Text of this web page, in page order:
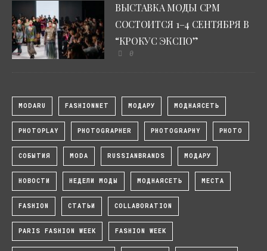
ВЫСТАВКА МОДЫ CPM
СОСТОИТСЯ 1–4 СЕНТЯБРЯ В
“КРОКУС ЭКСПО”
0
MODARU FASHIONNET МОДАРУ МОДНАЯСЕТЬ
PHOTOPLAY PHOTOGRAPHER PHOTOGRAPHY PHOTO
СОБЫТИЯ MODA RUSSIANBRANDS МОДАРУ
НОВОСТИ НЕДЕЛИ МОДЫ МОДНАЯСЕТЬ МЕСТА
FASHION СТАТЬИ COLLABORATION
PARIS FASHION WEEK FASHION WEEK